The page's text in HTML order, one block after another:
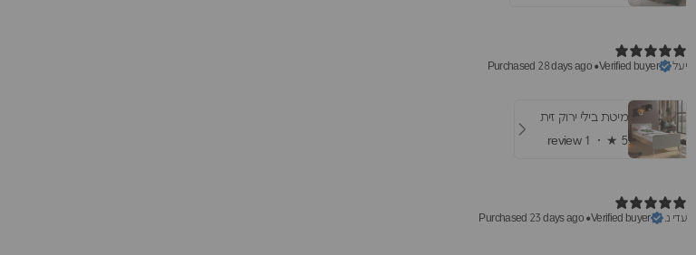
יעל
Verified buyer
•
Purchased 28 days ago
מיטת בילי ירוק זית
5
★ ·
1 review
עדי נ.
Verified buyer
•
Purchased 23 days ago